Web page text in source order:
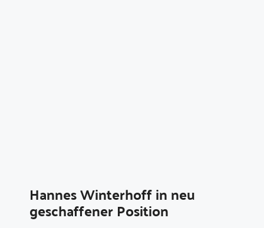
Hannes Winterhoff in neu
geschaffener Position